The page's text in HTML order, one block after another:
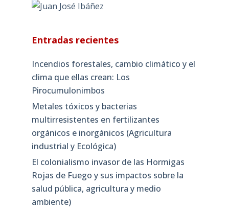
Entradas recientes
Incendios forestales, cambio climático y el
clima que ellas crean: Los
Pirocumulonimbos
Metales tóxicos y bacterias
multirresistentes en fertilizantes
orgánicos e inorgánicos (Agricultura
industrial y Ecológica)
El colonialismo invasor de las Hormigas
Rojas de Fuego y sus impactos sobre la
salud pública, agricultura y medio
ambiente)